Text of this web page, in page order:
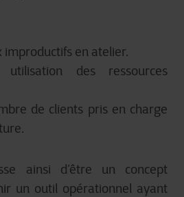
improductifs en atelier.
des ressources
de clients pris en charge
ainsi d’être un concept
un outil opérationnel ayant